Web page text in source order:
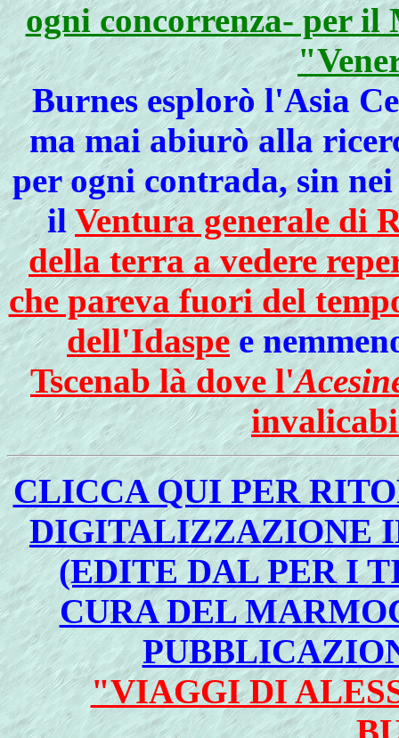
ogni concorrenza- per il
Burnes esplorò l'Asia
ma mai abiurò alla
per ogni contrada, sin
ilVentura generale di
della terra a vedere
che pareva fuori del
dell'Idaspee
Tscenab là dove l'
CLICCA QUI PER
DIGITALIZZAZIONE
(EDITE DAL PER I
CURA DEL
"VIAGGI DI